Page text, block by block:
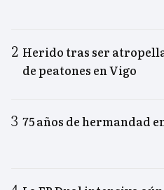
Herido tras ser
de peatones en Vigo
75 años de hermandad